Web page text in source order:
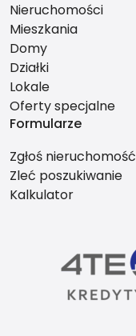
Nieruchomości
Mieszkania
Domy
Działki
Lokale
Oferty specjalne
Formularze
Zgłoś nieruchomość
Zleć poszukiwanie
Kalkulator